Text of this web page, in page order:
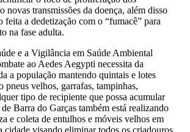
novas transmissões da doença, além disso
feita a dedetização com o “fumacê” para
na fase adulta.
e a Vigilância em Saúde Ambiental
ao Aedes Aegypti necessita da
a população mantendo quintais e lotes
pneus velhos, garrafas, tampinhas,
tipo de recipiente que possa acumular
Barra do Garças também está realizando
e coleta de entulhos e móveis velhos em
cidade visando eliminar todos os criadouros